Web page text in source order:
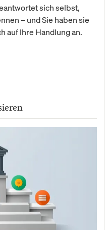
sich selbst,
– und Sie haben sie
auf Ihre Handlung an.